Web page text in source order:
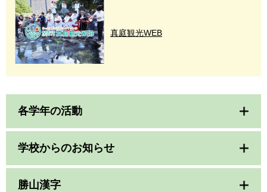
真庭観光WEB
各学年の活動
学校からのお知らせ
勝山漢字